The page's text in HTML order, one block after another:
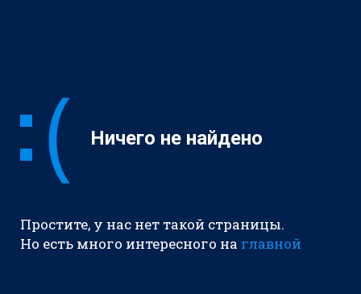
Ничего не найдено
Простите, у нас нет такой страницы.
Но есть много интересного на главной